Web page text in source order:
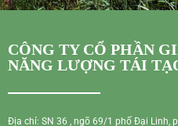
CÔNG TY CỔ PHẦN
NĂNG LƯỢNG TÁI
Địa chỉ: SN 36 , ngõ 69/1 phố Đại Linh,